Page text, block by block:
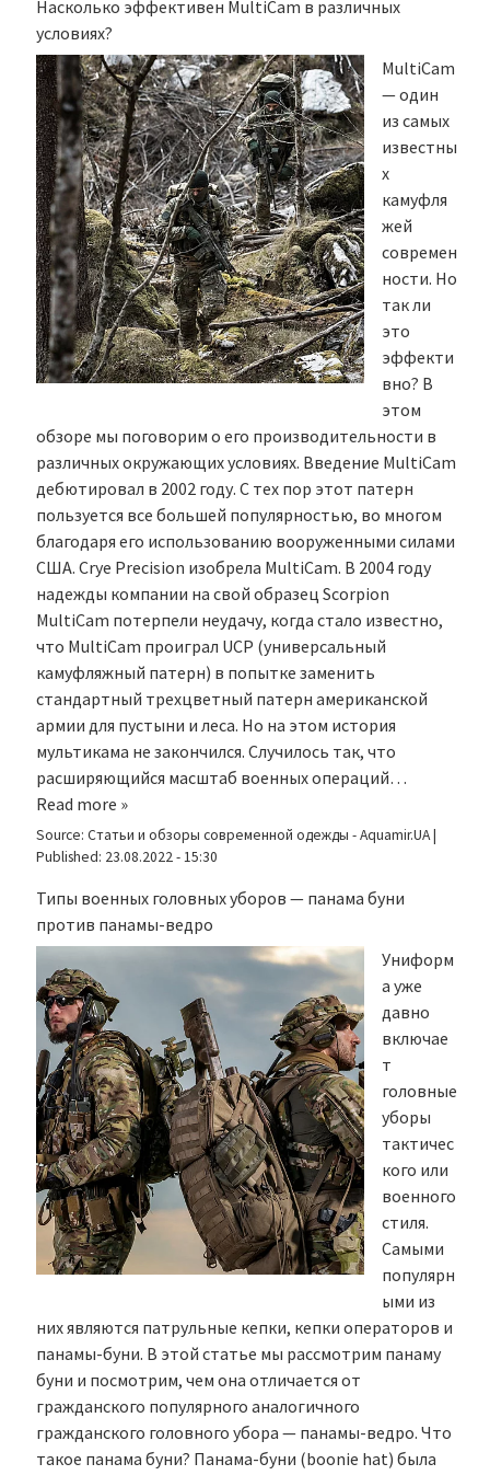
Насколько эффективен MultiCam в различных
условиях?
MultiCam
— один
из самых
известны
х
камуфля
жей
современ
ности. Но
так ли
это
эффекти
вно? В
этом
обзоре мы поговорим о его производительности в
различных окружающих условиях. Введение MultiCam
дебютировал в 2002 году. С тех пор этот патерн
пользуется все большей популярностью, во многом
благодаря его использованию вооруженными силами
США. Crye Precision изобрела MultiCam. В 2004 году
надежды компании на свой образец Scorpion
MultiCam потерпели неудачу, когда стало известно,
что MultiCam проиграл UCP (универсальный
камуфляжный патерн) в попытке заменить
стандартный трехцветный патерн американской
армии для пустыни и леса. Но на этом история
мультикама не закончился. Случилось так, что
расширяющийся масштаб военных операций…
Read more »
Source: Статьи и обзоры современной одежды - Aquamir.UA|
Published: 23.08.2022 - 15:30
Типы военных головных уборов — панама буни
против панамы-ведро
Униформ
а уже
давно
включае
т
головные
уборы
тактичес
кого или
военного
стиля.
Самыми
популярн
ыми из
них являются патрульные кепки, кепки операторов и
панамы-буни. В этой статье мы рассмотрим панаму
буни и посмотрим, чем она отличается от
гражданского популярного аналогичного
гражданского головного убора — панамы-ведро. Что
такое панама буни? Панама-буни (boonie hat) была